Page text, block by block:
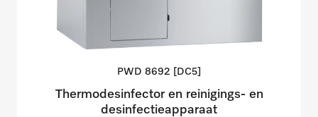
PWD 8692 [DC5]
Thermodesinfector en reinigings- en
desinfectieapparaat